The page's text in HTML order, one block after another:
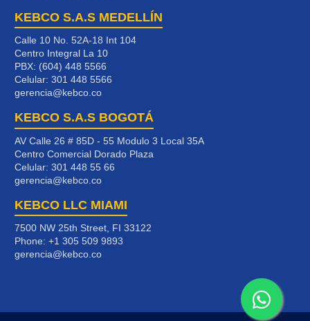
KEBCO S.A.S MEDELLÍN
Calle 10 No. 52A-18 Int 104
Centro Integral La 10
PBX: (604) 448 5566
Celular: 301 448 5566
gerencia@kebco.co
KEBCO S.A.S BOGOTÁ
AV Calle 26 # 85D - 55 Modulo 3 Local 35A
Centro Comercial Dorado Plaza
Celular: 301 448 55 66
gerencia@kebco.co
KEBCO LLC MIAMI
7500 NW 25th Street, FI 33122
Phone: +1 305 509 9893
gerencia@kebco.co